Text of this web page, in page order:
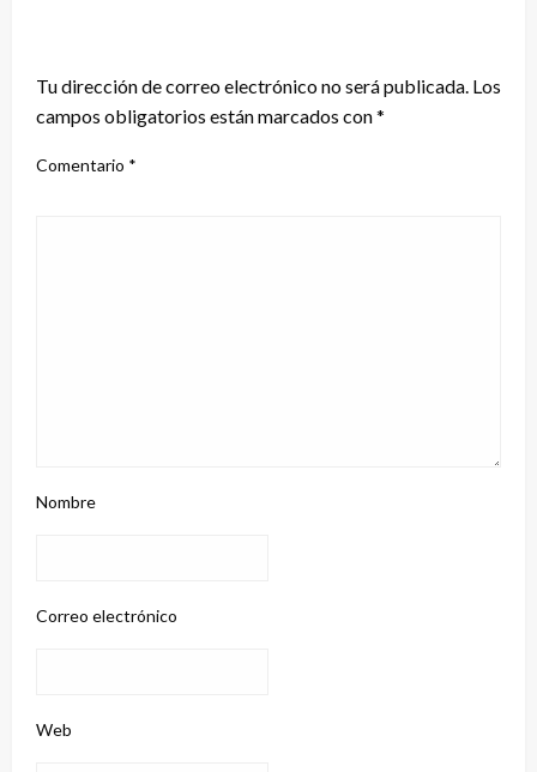
Tu dirección de correo electrónico no será publicada. Los
campos obligatorios están marcados con*
Comentario *
Nombre
Correo electrónico
Web